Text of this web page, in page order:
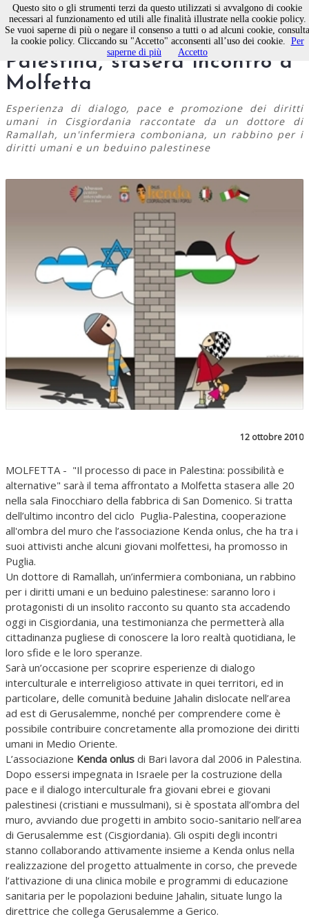
Processo di pace in
Palestina, stasera incontro a
Molfetta
Esperienza di dialogo, pace e promozione dei diritti
umani in Cisgiordania raccontate da un dottore di
Ramallah, un'infermiera comboniana, un rabbino per i
diritti umani e un beduino palestinese
12 ottobre 2010
MOLFETTA - "Il processo di pace in Palestina: possibilità e
alternative" sarà il tema affrontato a Molfetta stasera alle 20
nella sala Finocchiaro della fabbrica di San Domenico. Si tratta
dell’ultimo incontro del ciclo Puglia-Palestina, cooperazione
all'ombra del muro che l’associazione Kenda onlus, che ha tra i
suoi attivisti anche alcuni giovani molfettesi, ha promosso in
Puglia.
Un dottore di Ramallah, un’infermiera comboniana, un rabbino
per i diritti umani e un beduino palestinese: saranno loro i
protagonisti di un insolito racconto su quanto sta accadendo
oggi in Cisgiordania, una testimonianza che permetterà alla
cittadinanza pugliese di conoscere la loro realtà quotidiana, le
loro sfide e le loro speranze.
Sarà un’occasione per scoprire esperienze di dialogo
interculturale e interreligioso attivate in quei territori, ed in
particolare, delle comunità beduine Jahalin dislocate nell’area
ad est di Gerusalemme, nonché per comprendere come è
possibile contribuire concretamente alla promozione dei diritti
umani in Medio Oriente.
L’associazione Kenda onlus di Bari lavora dal 2006 in Palestina.
Dopo essersi impegnata in Israele per la costruzione della
pace e il dialogo interculturale fra giovani ebrei e giovani
palestinesi (cristiani e mussulmani), si è spostata all’ombra del
muro, avviando due progetti in ambito socio-sanitario nell’area
di Gerusalemme est (Cisgiordania). Gli ospiti degli incontri
stanno collaborando attivamente insieme a Kenda onlus nella
realizzazione del progetto attualmente in corso, che prevede
l’attivazione di una clinica mobile e programmi di educazione
sanitaria per le popolazioni beduine Jahalin, situate lungo la
direttrice che collega Gerusalemme a Gerico.
Questo sito o gli strumenti terzi da questo utilizzati si avvalgono di cookie
necessari al funzionamento ed utili alle finalità illustrate nella cookie policy.
Se vuoi saperne di più o negare il consenso a tutti o ad alcuni cookie, consulta
la cookie policy. Cliccando su "Accetto" acconsenti all’uso dei cookie. Per
saperne di più
Accetto